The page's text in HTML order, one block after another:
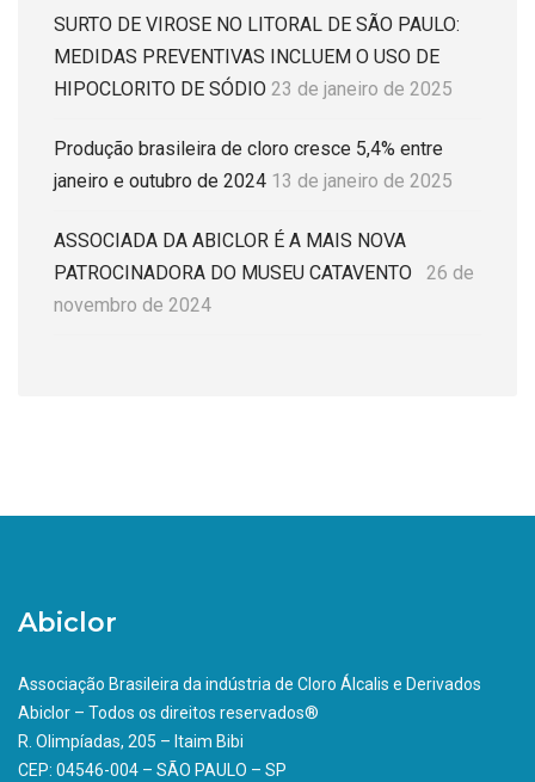
SURTO DE VIROSE NO LITORAL DE SÃO PAULO:
MEDIDAS PREVENTIVAS INCLUEM O USO DE
HIPOCLORITO DE SÓDIO 23 de janeiro de 2025
Produção brasileira de cloro cresce 5,4% entre
janeiro e outubro de 2024 13 de janeiro de 2025
ASSOCIADA DA ABICLOR É A MAIS NOVA
PATROCINADORA DO MUSEU CATAVENTO
26 de
novembro de 2024
Abiclor
Associação Brasileira da indústria de Cloro Álcalis e Derivados
Abiclor – Todos os direitos reservados®
R. Olimpíadas, 205 – Itaim Bibi
CEP: 04546-004 – SÃO PAULO – SP